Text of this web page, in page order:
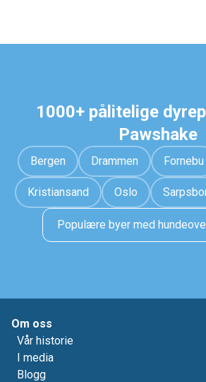
1000+ pålitelige
Pawshake
Bergen Drammen Fornebu
Kristiansand Oslo
Populære byer med
Om oss
Vår historie
I media
Blogg